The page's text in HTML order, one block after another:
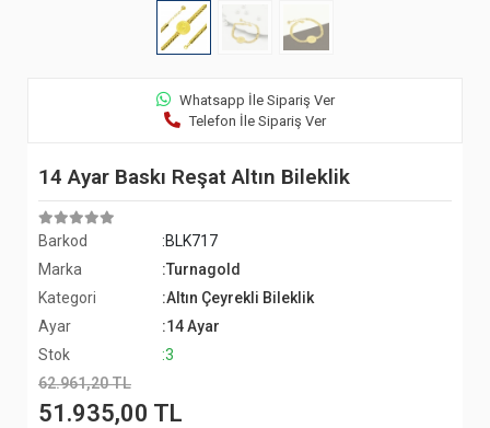
Whatsapp İle Sipariş Ver
Telefon İle Sipariş Ver
14 Ayar Baskı Reşat Altın Bileklik
Barkod
:BLK717
Marka
:Turnagold
Kategori
:Altın Çeyrekli Bileklik
Ayar
:14 Ayar
Stok
:3
62.961,20 TL
51.935,00 TL